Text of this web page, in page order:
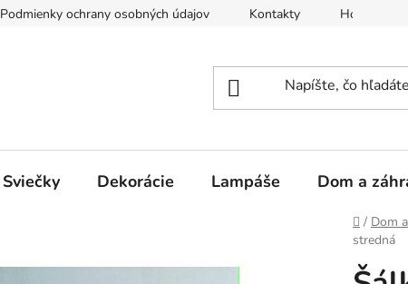
Podmienky ochrany osobných údajov Kontakty Hodnotenie
Sviečky Dekorácie Lampáše Dom a
Domov
/ Dom
stredná